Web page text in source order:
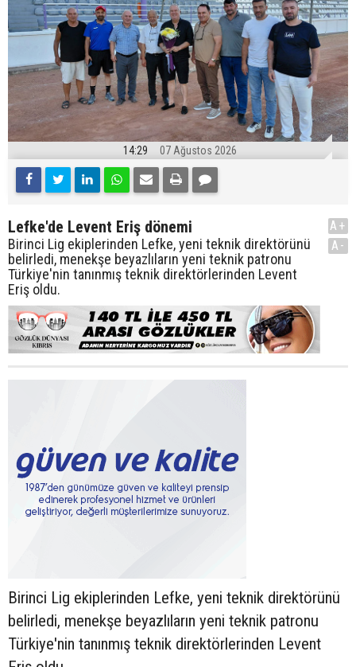
14:29 07 Ağustos 2026
Lefke'de Levent Eriş dönemi
Birinci Lig ekiplerinden Lefke, yeni teknik direktörünü
belirledi, menekşe beyazlıların yeni teknik patronu
Türkiye'nin tanınmış teknik direktörlerinden Levent
Eriş oldu.
A+
A-
Birinci Lig ekiplerinden Lefke, yeni teknik direktörünü
belirledi, menekşe beyazlıların yeni teknik patronu
Türkiye'nin tanınmış teknik direktörlerinden Levent